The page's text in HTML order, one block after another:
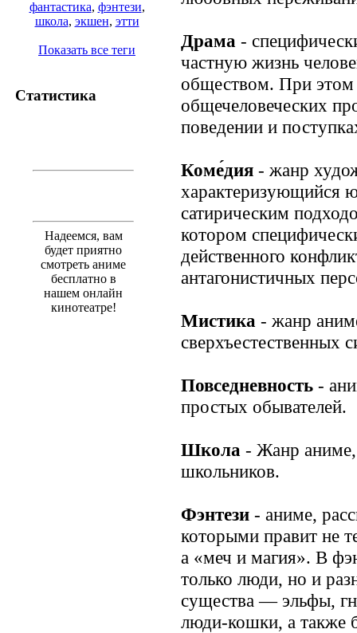
фантастика, фэнтези,
школа, экшен, этти
Показать все теги
Статистика
Надеемся, вам
будет приятно
смотреть аниме
бесплатно в
нашем онлайн
кинотеатре!
Драма -
частную жизнь
обществом. При этом
общечеловеческих
поведении и
Коме́дия - жанр
характеризующийся
сатирическим
котором
действенного
антагонистичных
Мистика - жанр
сверхъестественных
Повседневность -
простых обывателей.
Школа - Жанр
школьников.
Фэнтези - аниме,
которыми правит не
а «меч и магия». В
только люди, но и
существа — эльфы,
люди-кошки, а также